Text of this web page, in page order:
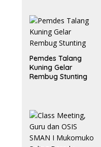
Ruang Publik dan
Kebersihan Pasar
Pemdes Talang
Kuning Gelar
Rembug Stunting